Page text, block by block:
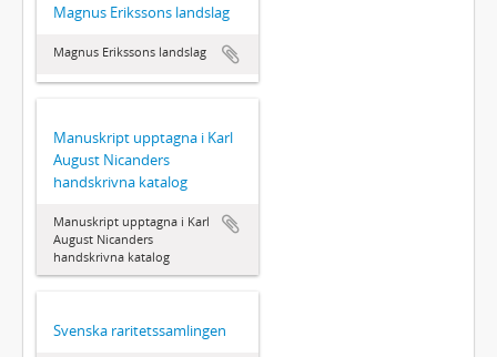
Magnus Erikssons landslag
Magnus Erikssons landslag
Manuskript upptagna i Karl
August Nicanders
handskrivna katalog
Manuskript upptagna i Karl
August Nicanders
handskrivna katalog
Svenska raritetssamlingen